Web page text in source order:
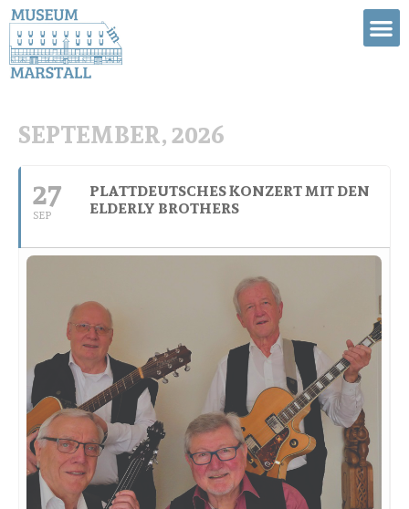
SEPTEMBER, 2026
27
SEP
PLATTDEUTSCHES KONZERT MIT DEN
ELDERLY BROTHERS